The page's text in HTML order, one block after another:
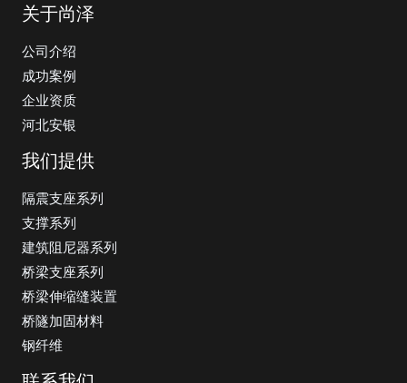
关于尚泽
公司介绍
成功案例
企业资质
河北安银
我们提供
隔震支座系列
支撑系列
建筑阻尼器系列
桥梁支座系列
桥梁伸缩缝装置
桥隧加固材料
钢纤维